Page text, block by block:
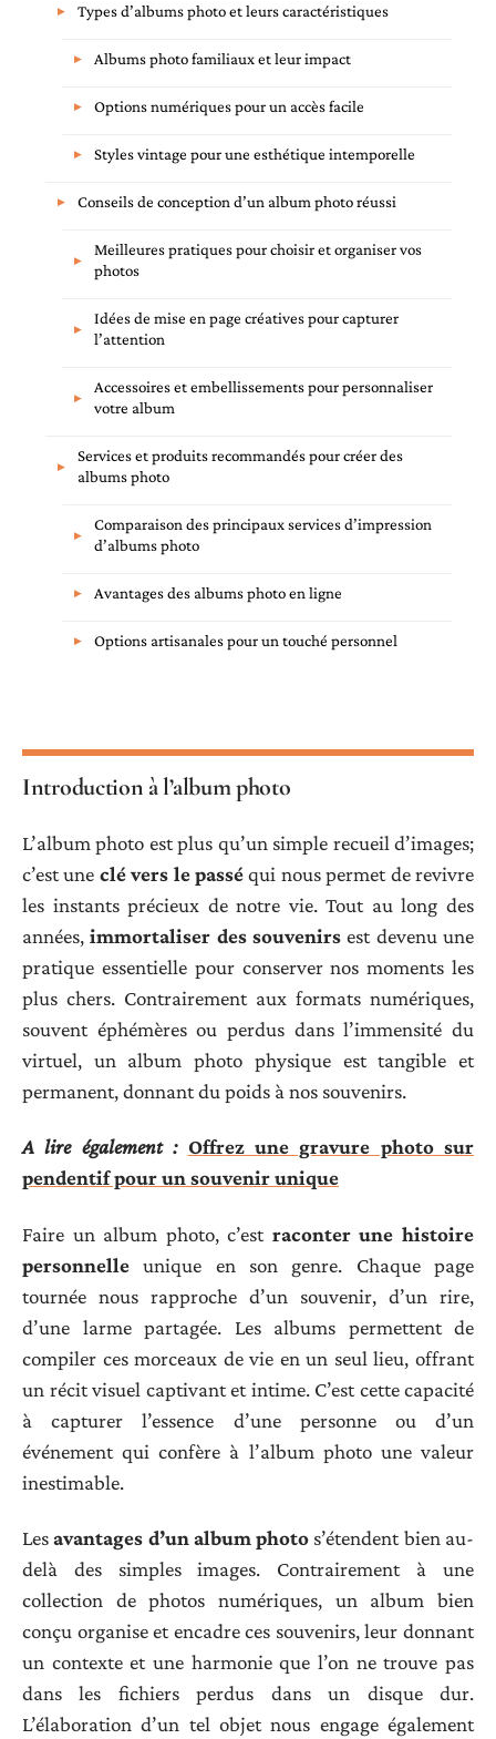
Types d’albums photo et leurs caractéristiques
Albums photo familiaux et leur impact
Options numériques pour un accès facile
Styles vintage pour une esthétique intemporelle
Conseils de conception d’un album photo réussi
Meilleures pratiques pour choisir et organiser vos
photos
Idées de mise en page créatives pour capturer
l’attention
Accessoires et embellissements pour personnaliser
votre album
Services et produits recommandés pour créer des
albums photo
Comparaison des principaux services d’impression
d’albums photo
Avantages des albums photo en ligne
Options artisanales pour un touché personnel
Introduction à l’album photo
L’album photo est plus qu’un simple recueil d’images;
c’est une clé vers le passéqui nous permet de revivre
les instants précieux de notre vie. Tout au long des
années,immortaliser des souvenirs est devenu une
pratique essentielle pour conserver nos moments les
plus chers. Contrairement aux formats numériques,
souvent éphémères ou perdus dans l’immensité du
virtuel, un album photo physique est tangible et
permanent, donnant du poids à nos souvenirs.
A lire également : Offrez une gravure photo sur
pendentif pour un souvenir unique
Faire un album photo, c’est raconter une histoire
personnelle unique en son genre. Chaque page
tournée nous rapproche d’un souvenir, d’un rire,
d’une larme partagée. Les albums permettent de
compiler ces morceaux de vie en un seul lieu, offrant
un récit visuel captivant et intime. C’est cette capacité
à capturer l’essence d’une personne ou d’un
événement qui confère à l’album photo une valeur
inestimable.
Lesavantages d’un album photo s’étendent bien au-
delà des simples images. Contrairement à une
collection de photos numériques, un album bien
conçu organise et encadre ces souvenirs, leur donnant
un contexte et une harmonie que l’on ne trouve pas
dans les fichiers perdus dans un disque dur.
L’élaboration d’un tel objet nous engage également